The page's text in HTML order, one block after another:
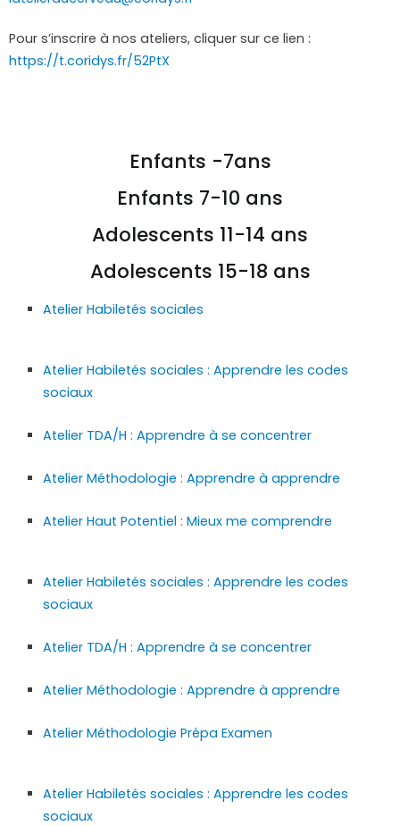
Pour s’inscrire à nos ateliers, cliquer sur ce lien :
https://t.coridys.fr/52PtX
Enfants -7ans
Enfants 7-10 ans
Adolescents 11-14 ans
Adolescents 15-18 ans
Atelier Habiletés sociales
Atelier Habiletés sociales : Apprendre les codes
sociaux
Atelier TDA/H : Apprendre à se concentrer
Atelier Méthodologie : Apprendre à apprendre
Atelier Haut Potentiel : Mieux me comprendre
Atelier Habiletés sociales : Apprendre les codes
sociaux
Atelier TDA/H : Apprendre à se concentrer
Atelier Méthodologie : Apprendre à apprendre
Atelier Méthodologie Prépa Examen
Atelier Habiletés sociales : Apprendre les codes
sociaux